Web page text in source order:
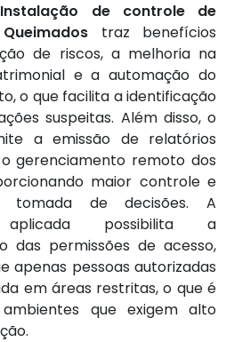
Instalação de controle de
traz benefícios
de riscos, a melhoria na
e a automação do
o que facilita a identificação
suspeitas. Além disso, o
a emissão de relatórios
gerenciamento remoto dos
maior controle e
tomada de decisões. A
aplicada possibilita a
das permissões de acesso,
apenas pessoas autorizadas
em áreas restritas, o que é
que exigem alto